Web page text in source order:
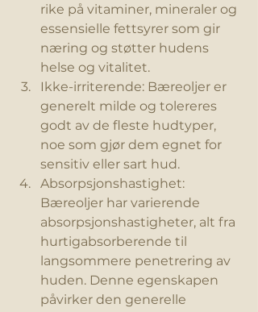
rike på vitaminer, mineraler og
essensielle fettsyrer som gir
næring og støtter hudens
helse og vitalitet.
Ikke-irriterende: Bæreoljer er
generelt milde og tolereres
godt av de fleste hudtyper,
noe som gjør dem egnet for
sensitiv eller sart hud.
Absorpsjonshastighet:
Bæreoljer har varierende
absorpsjonshastigheter, alt fra
hurtigabsorberende til
langsommere penetrering av
huden. Denne egenskapen
påvirker den generelle